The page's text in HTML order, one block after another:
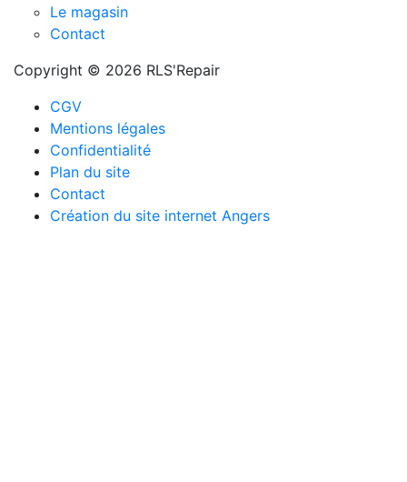
Le magasin
Contact
Copyright © 2026 RLS'Repair
CGV
Mentions légales
Confidentialité
Plan du site
Contact
Création du site internet Angers